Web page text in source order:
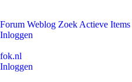
Forum Weblog Zoek Actieve Items
Inloggen
fok.nl
Inloggen